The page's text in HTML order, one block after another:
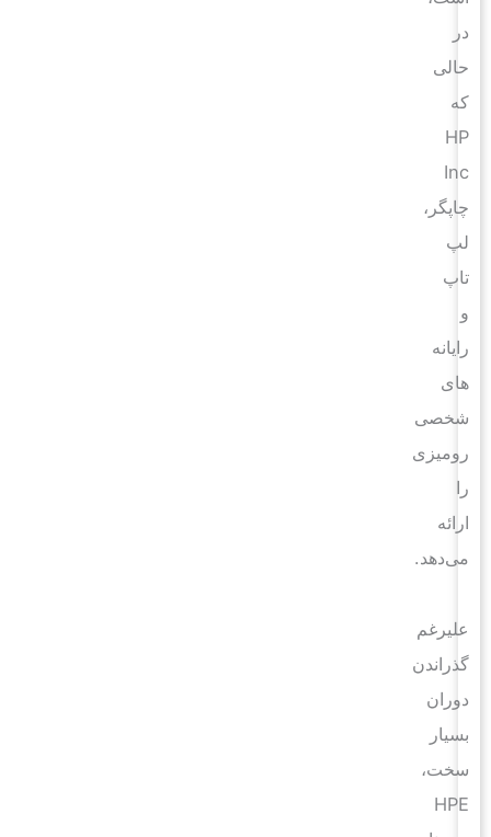
حالی
HP
Inc
چاپگر،
تاپ
رایانه
های
شخصی
رومیزی
ارائه‌
می‌دهد.
علیرغم
گذراندن
دوران
بسیار
سخت،
HPE